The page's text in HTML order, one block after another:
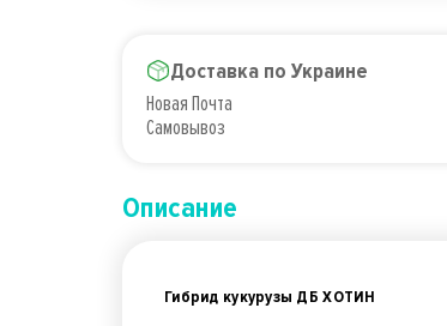
Доставка по Украине
Новая Почта
Самовывоз
Описание
Гибрид кукурузы ДБ ХОТИН